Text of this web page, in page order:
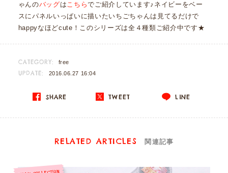
ゃんのバッグはこちらでご紹介しています♪ネイビーをベー
スにパネルいっぱいに描いたいちごちゃんは見てるだけで
happyなほどcute！このシリーズは全４種類ご紹介中です★
CATEGORY: free
UPDATE: 2016.06.27 16:04
SHARE TWEET LINE
RELATED ARTICLES 関連記事